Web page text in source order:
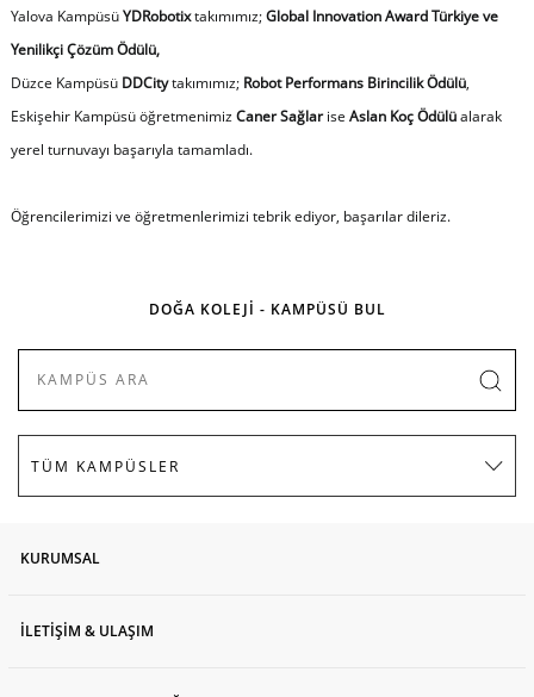
Yalova KampüsüYDRobotixtakımımız;Global Innovation Award Türkiye ve
Yenilikçi Çözüm Ödülü,
Düzce Kampüsü DDCitytakımımız; Robot Performans Birincilik Ödülü,
Eskişehir Kampüsü öğretmenimizCaner Sağlarise Aslan Koç Ödülüalarak
yerel turnuvayı başarıyla tamamladı.
Öğrencilerimizi ve öğretmenlerimizi tebrik ediyor, başarılar dileriz.
DOĞA KOLEJİ - KAMPÜSÜ BUL
KURUMSAL
İLETİŞİM & ULAŞIM